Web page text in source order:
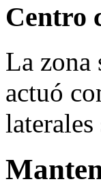
Centro
La zona
actuó